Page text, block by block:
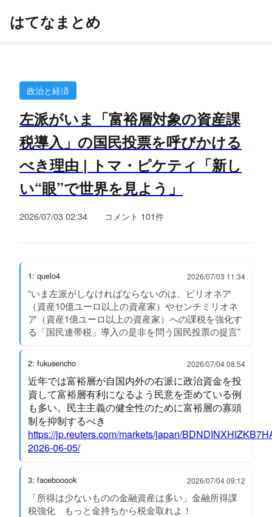
はてなまとめ
政治と経済
左派がいま「富裕層対象の資産課
税導入」の国民投票を呼びかける
べき理由 | トマ・ピケティ「新し
い“眼”で世界を見よう」
2026/07/03 02:34 コメント 101件
1: quelo4 2026/07/03 11:34
“いま左派がしなければならないのは、ビリオネア
（資産10億ユーロ以上の資産家）やセンチミリオネ
ア（資産1億ユーロ以上の資産家）への課税を強化す
る「国民連帯税」導入の是非を問う国民投票の提言”
2: fukusencho 2026/07/04 08:54
近年では富裕層が自国内外の右派に政治資金を投
資して富裕層有利になるよう民意を歪めている例
も多い。民主主義の健全性のために富裕層の寡頭
制を抑制するべき
https://jp.reuters.com/markets/japan/
2026-06-05/
3: facebooook 2026/07/04 09:12
「所得は少ないものの金融資産は多い」金融所得課
税強化 もっと金持ちから税金取れよ！